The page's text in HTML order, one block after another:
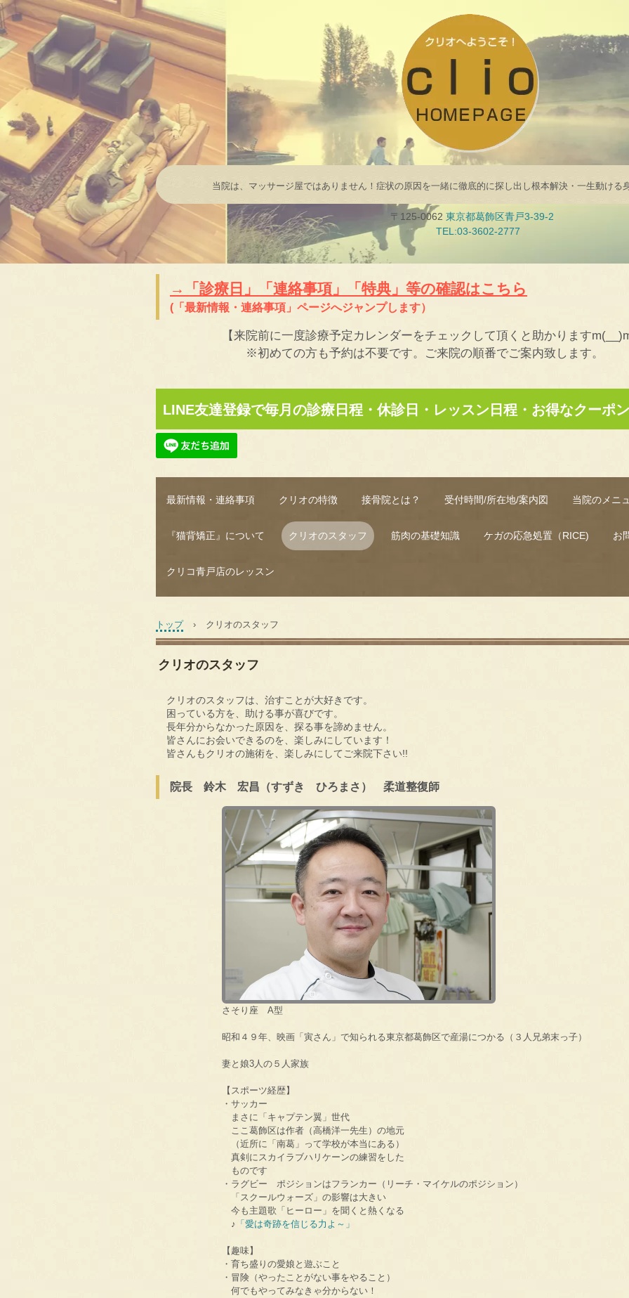
当院は、マッサージ屋ではありません！症状の原因を一緒に徹底的に探し出し根本解決・一生動ける
〒125-0062 東京都葛飾区青戸3-39-2
TEL:03-3602-2777
→「診療日」「連絡事項」「特典」等の確認はこちら
(「最新情報・連絡事項」ページへジャンプします）
【来院前に一度診療予定カレンダーをチェックして頂くと助かります
※初めての方も予約は不要です。ご来院の順番でご案内致します。
LINE友達登録で毎月の診療日程・休診日・レッスン日程・お得なクーポ
最新情報・連絡事項 クリオの特徴 接骨院とは？ 受付時間/所在地/案内図 当院のメニ
『猫背矯正』について クリオのスタッフ 筋肉の基礎知識 ケガの応急処置（RICE) お
クリコ青戸店のレッスン
トップ › クリオのスタッフ
クリオのスタッフ
クリオのスタッフは、治すことが大好きです。
困っている方を、助ける事が喜びです。
長年分からなかった原因を、探る事を諦めません。
皆さんにお会いできるのを、楽しみにしています！
皆さんもクリオの施術を、楽しみにしてご来院下さい!!
院長 鈴木 宏昌（すずき ひろまさ） 柔道整復師
さそり座 A型
昭和４９年、映画「寅さん」で知られる東京都葛飾区で産湯につかる（３人兄弟末っ子）
妻と娘3人の５人家族
【スポーツ経歴】
・サッカー
まさに「キャプテン翼」世代
ここ葛飾区は作者（高橋洋一先生）の地元
（近所に「南葛」って学校が本当にある）
真剣にスカイラブハリケーンの練習をした
ものです
・ラグビー ポジションはフランカー（リーチ・マイケルのポジション）
「スクールウォーズ」の影響は大きい
今も主題歌「ヒーロー」を聞くと熱くなる
♪ 「愛は奇跡を信じる力よ～」
【趣味】
・育ち盛りの愛娘と遊ぶこと
・冒険（やったことがない事をやること）
何でもやってみなきゃ分からない！